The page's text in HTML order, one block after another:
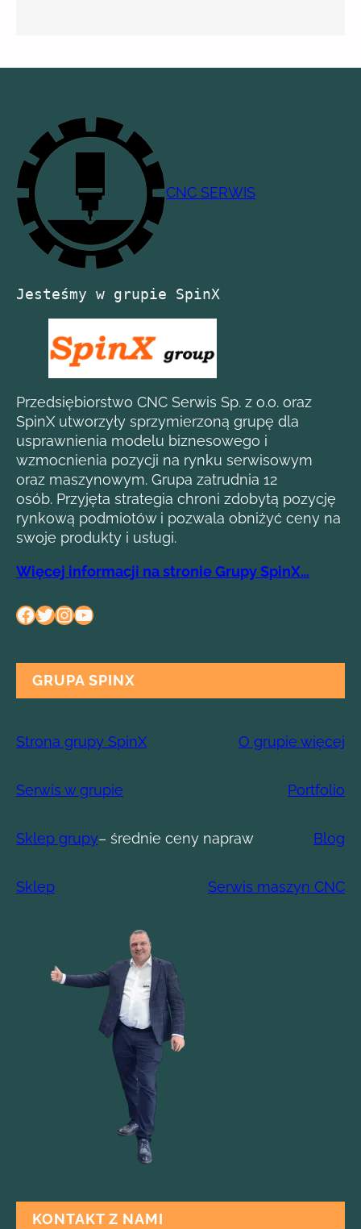
CNC SERWIS
Jesteśmy w grupie SpinX
Przedsiębiorstwo CNC Serwis Sp. z o.o. oraz
SpinX utworzyły sprzymierzoną grupę dla
usprawnienia modelu biznesowego i
wzmocnienia pozycji na rynku serwisowym
oraz maszynowym. Grupa zatrudnia 12
osób. Przyjęta strategia chroni zdobytą pozycję
rynkową podmiotów i pozwala obniżyć ceny na
swoje produkty i usługi.
Więcej informacji na stronie Grupy SpinX…
Facebook Twitter InstagramYouTube
GRUPA SPINX
Strona grupy SpinX O grupie więcej
Serwis w grupie Portfolio
Sklep grupy– średnie ceny napraw Blog
Sklep Serwis maszyn CNC
KONTAKT Z NAMI